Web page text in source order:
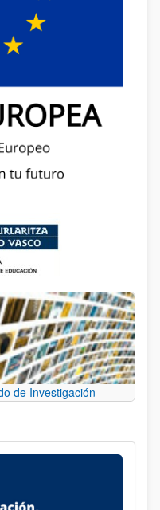
de Investigación